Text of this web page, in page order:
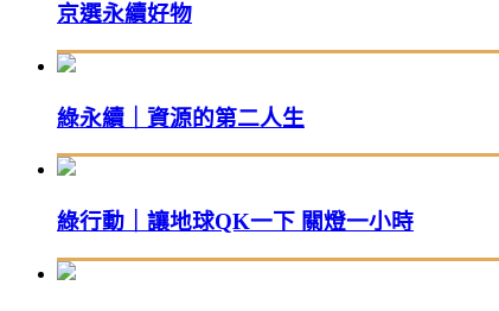
京選永續好物
綠永續｜資源的第二人生
綠行動｜讓地球QK一下 關燈一小時